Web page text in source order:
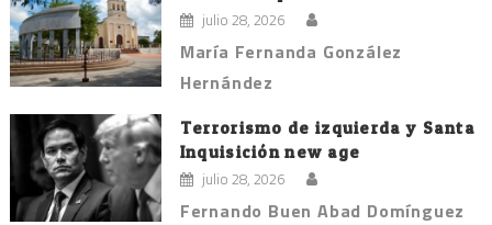
julio 28, 2026
María Fernanda González
Hernández
Terrorismo de izquierda y Santa
Inquisición new age
julio 28, 2026
Fernando Buen Abad Domínguez